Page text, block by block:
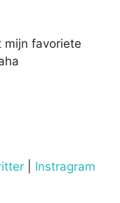
mijn favoriete
Instragram